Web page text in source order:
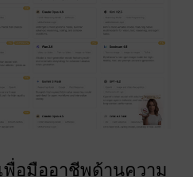
พื่อมืออาชีพด้านความ